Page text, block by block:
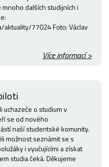
dalších studijních i
77024 Foto: Václav
Více informací >
uchazeče o studium v
se od nového
naší studentské komunity.
možnost seznámit se s
i vyučujícími a získat
studia čeká. Děkujeme